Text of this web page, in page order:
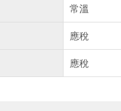
常溫
應稅
應稅